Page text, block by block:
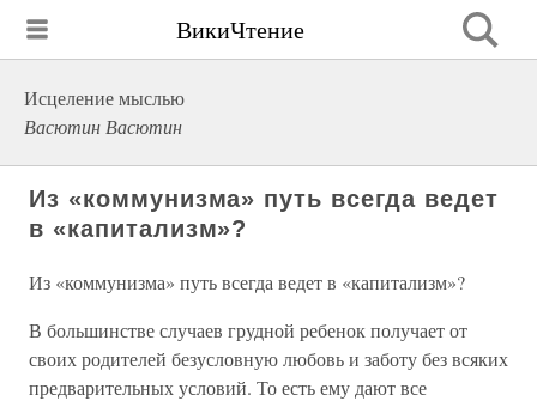
ВикиЧтение
Исцеление мыслью
Васютин Васютин
Из «коммунизма» путь всегда ведет
в «капитализм»?
Из «коммунизма» путь всегда ведет в «капитализм»?
В большинстве случаев грудной ребенок получает от
своих родителей безусловную любовь и заботу без всяких
предварительных условий. То есть ему дают все